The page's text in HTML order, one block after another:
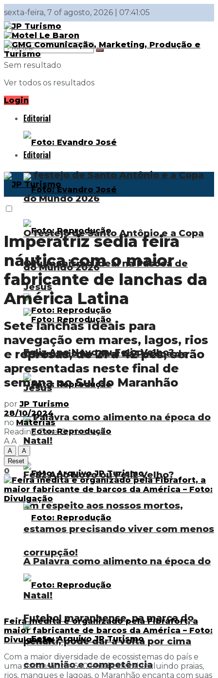
sexta-feira, 7 of agosto, 2026 | 07:41:05
Sem resultado
Ver todos os resultados
Login
Editorial
O festejo de Santo Antônio e a Copa
do Mundo 2026
O humanismo ideal na Páscoa de
Jesus
Feliz Ano Novo ou Feliz Velho?
A Palavra como alimento na época do
Natal!
Em respeito aos nossos mortos,
estamos precisando viver com menos
corrupção!
Futebol maranhense, na marca do
pênalti, pode dar a volta por cima
com união e competência
Editorial
O festejo de Santo Antônio e a Copa
do Mundo 2026
O humanismo ideal na Páscoa de
Jesus
Feliz Ano Novo ou Feliz Velho?
A Palavra como alimento na época do
Natal!
Imperatriz sedia feira
náutica com o maior
fabricante de lanchas da
América Latina
Sete lanchas ideais para
navegação em mares, lagos, rios
e represas, de 21 a 42 pés, serão
apresentadas neste final de
semana no Sul do Maranhão
por JP Turismo
28/10/2024
no Matérias
Reading Time: 2 mins read
A A
A
A
Reset
0
Feira inédita é organizado pela Fibrafort, a
maior fabricante de barcos da América – Foto:
Divulgação
Com a maior diversidade de ecossistemas do país e
uma extensão de 640 km de litoral, incluindo praias,
rios, mangues e lagoas, o Maranhão encanta com suas